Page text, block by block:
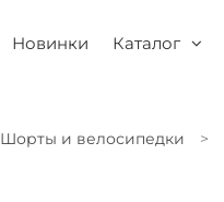
Новинки Каталог
Шорты и велосипедки